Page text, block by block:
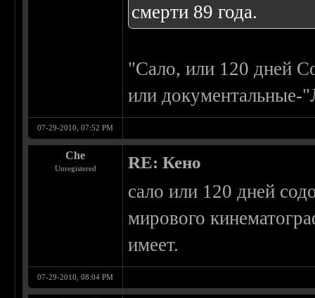
смерти 89 года.
"Сало, или 120 дней
или
07-29-2010, 07:52 PM
Che
Unregistered RE: Кено
сало или 120 дней
мирового
имеет.
07-29-2010, 08:04 PM